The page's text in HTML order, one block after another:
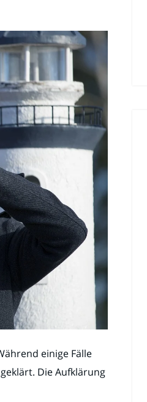
einige Fälle
Die Aufklärung